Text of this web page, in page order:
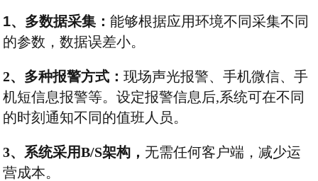
1、 多数据采集：能够根据应用环境不同采集不同
的参数，数据误差小。
2、多种报警方式：现场声光报警、手机微信、手
机短信息报警等。设定报警信息后,系统可在不同
的时刻通知不同的值班人员。
3、系统采用B/S架构， 无需任何客户端，减少运
营成本。